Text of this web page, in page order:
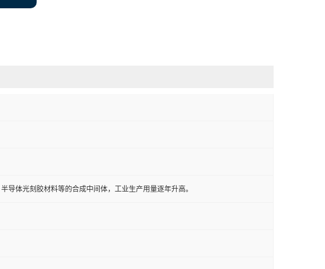
导体光刻胶材料等的合成中间体，工业生产用量逐年升高。